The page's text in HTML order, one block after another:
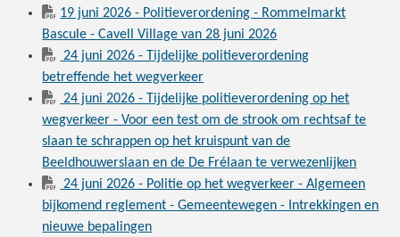
19 juni 2026 - Politieverordening - Rommelmarkt
Bascule - Cavell Village van 28 juni 2026
24 juni 2026 - Tijdelijke politieverordening
betreffende het wegverkeer
24 juni 2026 - Tijdelijke politieverordening op het
wegverkeer - Voor een test om de strook om rechtsaf te
slaan te schrappen op het kruispunt van de
Beeldhouwerslaan en de De Frélaan te verwezenlijken
24 juni 2026 - Politie op het wegverkeer - Algemeen
bijkomend reglement - Gemeentewegen - Intrekkingen en
nieuwe bepalingen